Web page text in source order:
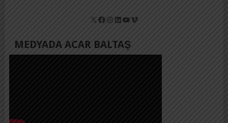
X Facebook
Instagram
LinkedIn
YouTube
Vimeo
MEDYADA ACAR BALTAŞ